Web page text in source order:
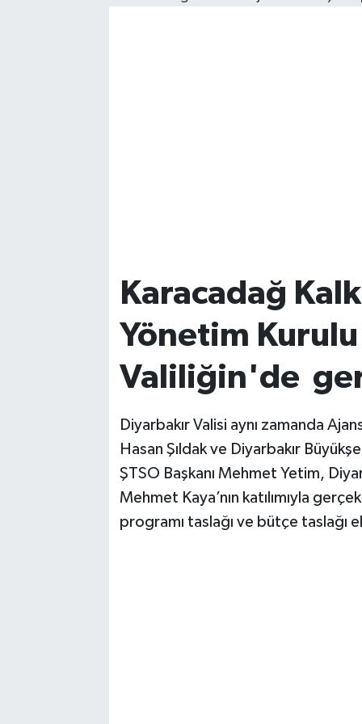
Karacadağ
Yönetim Kurulu
Valiliğin'de
Diyarbakır Valisi aynı zamanda
Hasan Şıldak ve Diyarbakır
ŞTSO Başkanı Mehmet Yetim,
Mehmet Kaya’nın katılımıyla
programı taslağı ve bütçe taslağı